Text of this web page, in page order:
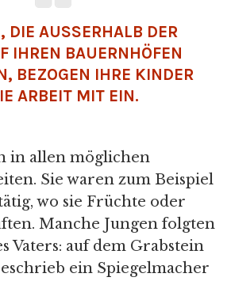
AUSSERHALB DER S
BAUERNHÖFEN A
BEZOGEN IHRE KINDER I
ARBEIT MIT EIN.
in allen möglichen
Sie waren zum Beispiel
wo sie Früchte oder
Manche Jungen folgten
Vaters: auf dem Grabstein
ein Spiegelmacher